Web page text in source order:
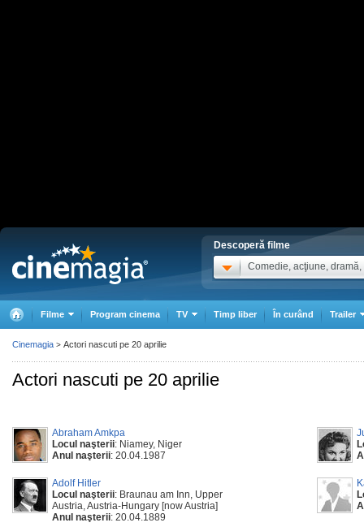
Descoperă filme
Comedie, acţiune, dramă,
Filme Program cinema TV Timp liber În curând Trailer
Actori nascuti pe 20 aprilie
Abraham Amkpa
Locul naşterii: Niamey, Niger
Anul naşterii: 20.04.1987
Adolf Hitler
Locul naşterii: Braunau am Inn, Upper
Austria, Austria-Hungary [now Austria]
Anul naşterii: 20.04.1889
Cinemagia > Actori nascuti pe 20 aprilie